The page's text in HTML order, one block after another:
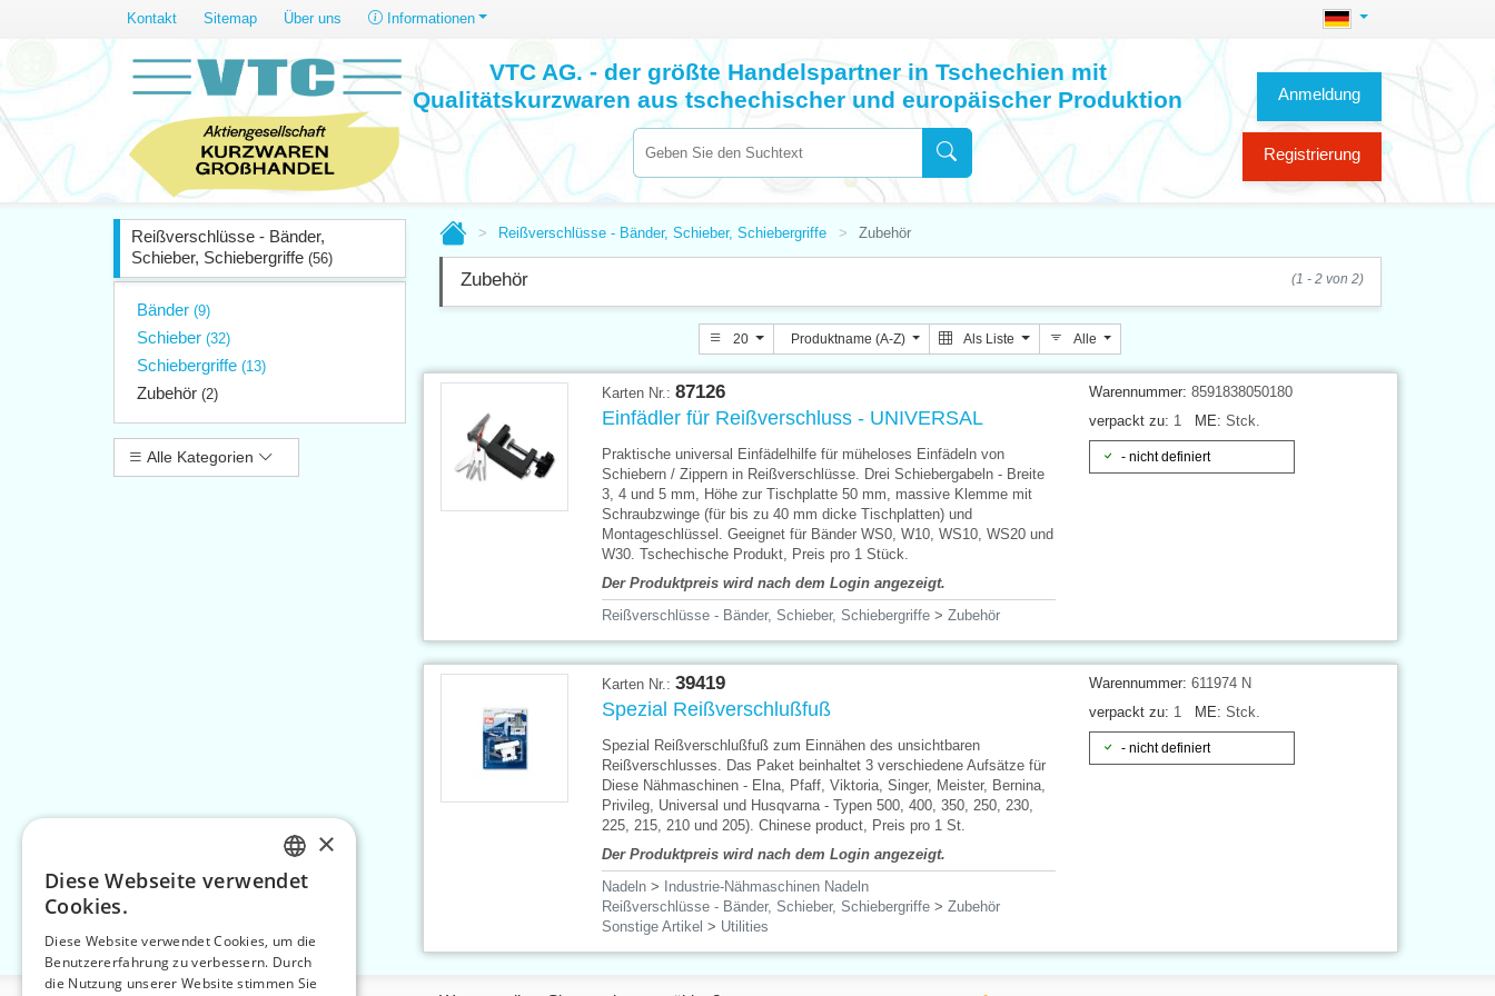
Kontakt Sitemap Über uns Informationen
Anmeldung
Registrierung
VTC AG. - der größte Handelspartner in Tschechien mit
Qualitätskurzwaren aus tschechischer und europäischer Produktion
Reißverschlüsse - Bänder,
Schieber, Schiebergriffe (56)
Bänder (9)
Schieber (32)
Schiebergriffe (13)
Zubehör (2)
Alle Kategorien
Reißverschlüsse - Bänder, Schieber, Schiebergriffe Zubehör
Zubehör (1 - 2 von 2)
20 Produktname (A-Z) Als Liste Alle
Warennummer: 8591838050180
verpackt zu: 1 ME: Stck.
- nicht definiert
Karten Nr.:87126
Einfädler für Reißverschluss - UNIVERSAL
Praktische universal Einfädelhilfe für müheloses Einfädeln von
Schiebern / Zippern in Reißverschlüsse. Drei Schiebergabeln - Breite
3, 4 und 5 mm, Höhe zur Tischplatte 50 mm, massive Klemme mit
Schraubzwinge (für bis zu 40 mm dicke Tischplatten) und
Montageschlüssel. Geeignet für Bänder WS0, W10, WS10, WS20 und
W30. Tschechische Produkt, Preis pro 1 Stück.
Der Produktpreis wird nach dem Login angezeigt.
Reißverschlüsse - Bänder, Schieber, Schiebergriffe >Zubehör
Warennummer: 611974 N
verpackt zu: 1 ME: Stck.
- nicht definiert
Karten Nr.:39419
Spezial Reißverschlußfuß
Spezial Reißverschlußfuß zum Einnähen des unsichtbaren
Reißverschlusses. Das Paket beinhaltet 3 verschiedene Aufsätze für
Diese Nähmaschinen - Elna, Pfaff, Viktoria, Singer, Meister, Bernina,
Privileg, Universal und Husqvarna - Typen 500, 400, 350, 250, 230,
225, 215, 210 und 205). Chinese product, Preis pro 1 St.
Der Produktpreis wird nach dem Login angezeigt.
Nadeln >
Industrie-Nähmaschinen Nadeln
Reißverschlüsse - Bänder, Schieber, Schiebergriffe >Zubehör
Sonstige Artikel > Utilities
CZECH
ENGLISH
×
Diese Webseite verwendet
Cookies.
Diese Website verwendet Cookies, um die
Benutzererfahrung zu verbessern. Durch
die Nutzung unserer Website stimmen Sie